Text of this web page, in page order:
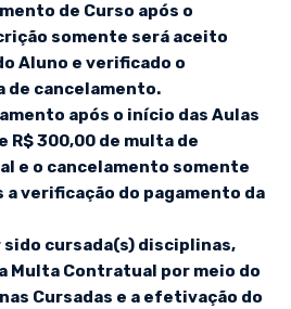
de Curso após o
somente será aceito
Aluno e verificado o
de cancelamento.
após o início das Aulas
R$ 300,00 de multa de
e o cancelamento somente
verificação do pagamento da
sido cursada(s) disciplinas,
Multa Contratual por meio do
Cursadas e a efetivação do